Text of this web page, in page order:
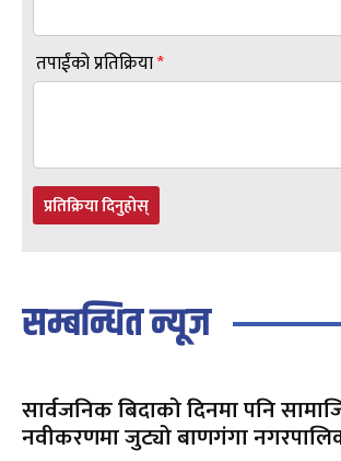
तपाईंको प्रतिक्रिया*
प्रतिक्रिया दिनुहोस्
सम्बन्धित न्यूज
सार्वजनिक बिदाको दिनमा पनि
नवीकरणमा जुट्यो बाणगंगा